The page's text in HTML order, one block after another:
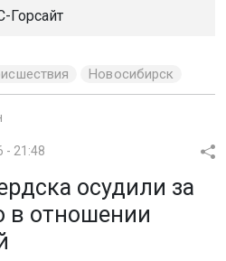
Горсайт
Новосибирск
- 21:48
осудили за
в отношении